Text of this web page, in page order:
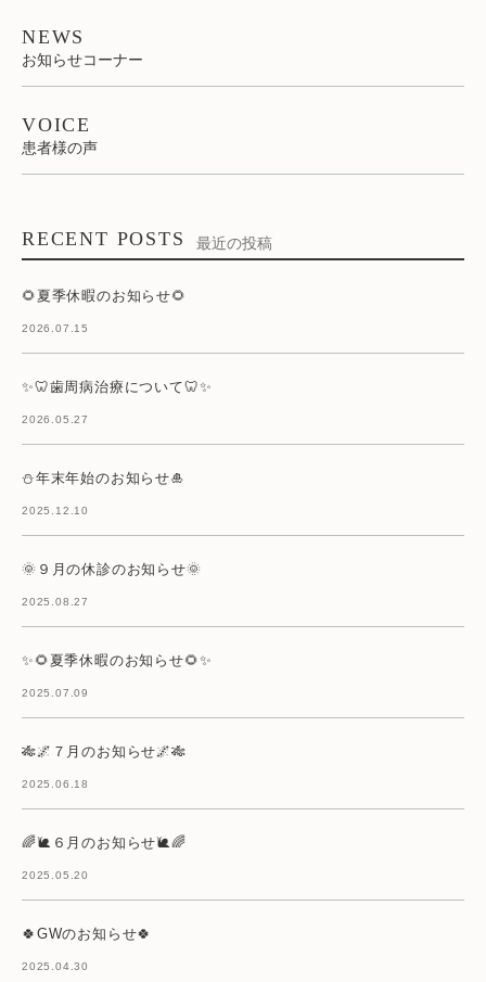
NEWS
お知らせコーナー
VOICE
患者様の声
RECENT POSTS 最近の投稿
🌻夏季休暇のお知らせ🌻
2026.07.15
✨🦷歯周病治療について🦷✨
2026.05.27
⛄年末年始のお知らせ🎍
2025.12.10
🌞９月の休診のお知らせ🌞
2025.08.27
✨🌻夏季休暇のお知らせ🌻✨
2025.07.09
🎋🌌７月のお知らせ🌌🎋
2025.06.18
🌈🐌６月のお知らせ🐌🌈
2025.05.20
🍀GWのお知らせ🍀
2025.04.30